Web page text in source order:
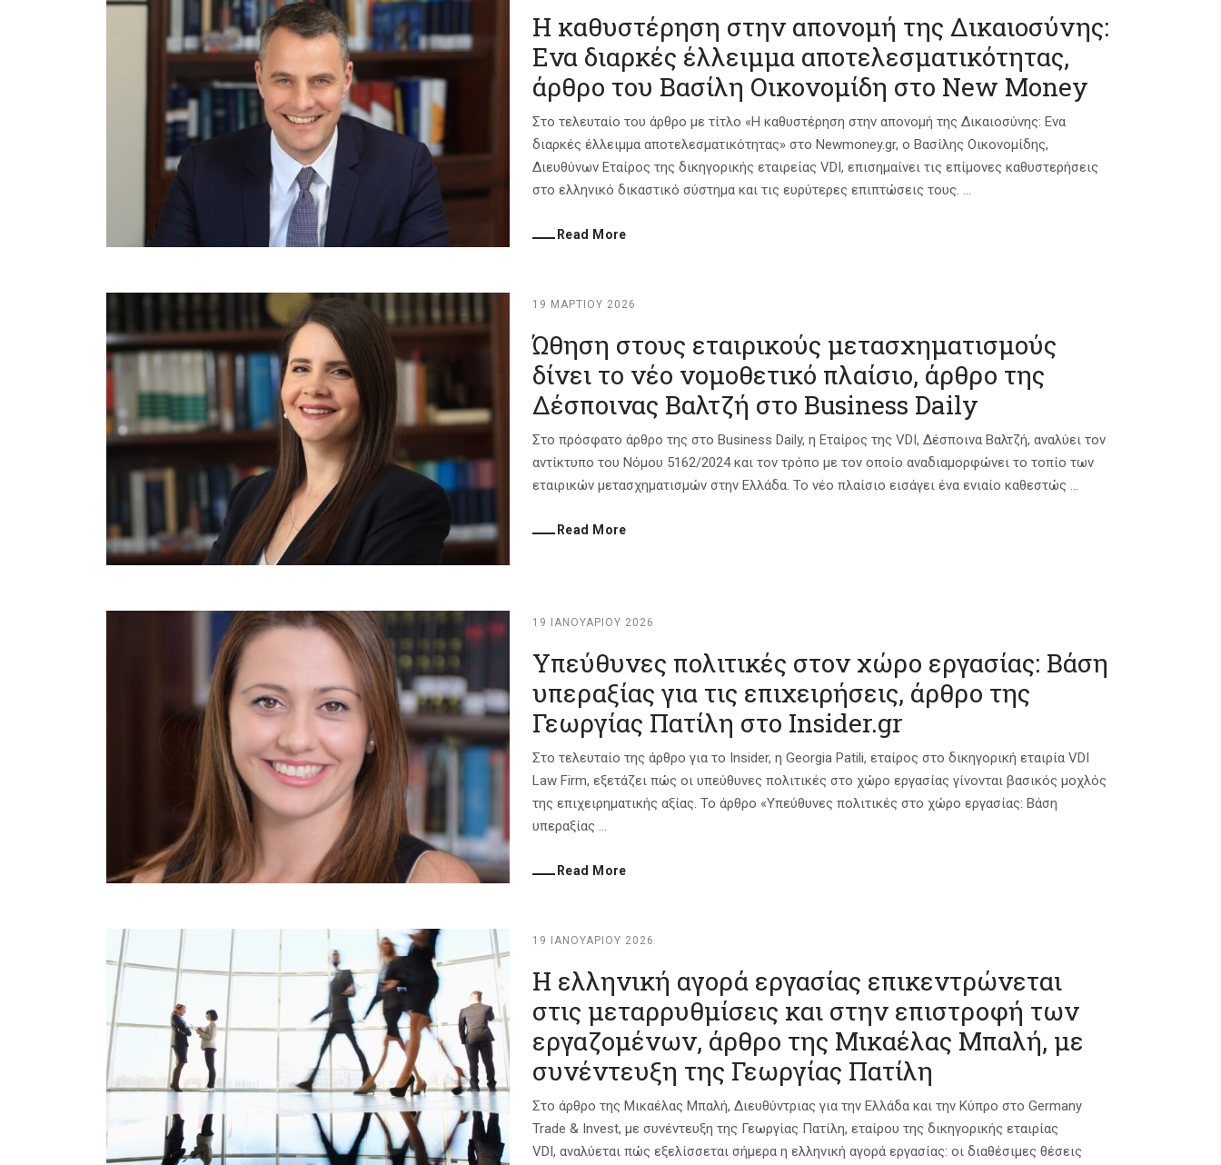
Η καθυστέρηση στην απονομή της Δικαιοσύνης:
Ενα διαρκές έλλειμμα αποτελεσματικότητας,
άρθρο του Βασίλη Οικονομίδη στο New Money
Στο τελευταίο του άρθρο με τίτλο «Η καθυστέρηση στην απονομή της Δικαιοσύνης: Ενα
διαρκές έλλειμμα αποτελεσματικότητας» στο Newmoney.gr, ο Βασίλης Οικονομίδης,
Διευθύνων Εταίρος της δικηγορικής εταιρείας VDI, επισημαίνει τις επίμονες καθυστερήσεις
στο ελληνικό δικαστικό σύστημα και τις ευρύτερες επιπτώσεις τους. ...
Read More
19 ΜΑΡΤΊΟΥ 2026
Ώθηση στους εταιρικούς μετασχηματισμούς
δίνει το νέο νομοθετικό πλαίσιο, άρθρο της
Δέσποινας Βαλτζή στο Business Daily
Στο πρόσφατο άρθρο της στο Business Daily, η Εταίρος της VDI, Δέσποινα Βαλτζή, αναλύει τον
αντίκτυπο του Νόμου 5162/2024 και τον τρόπο με τον οποίο αναδιαμορφώνει το τοπίο των
εταιρικών μετασχηματισμών στην Ελλάδα. Το νέο πλαίσιο εισάγει ένα ενιαίο καθεστώς ...
Read More
19 ΙΑΝΟΥΑΡΊΟΥ 2026
Υπεύθυνες πολιτικές στον χώρο εργασίας: Βάση
υπεραξίας για τις επιχειρήσεις, άρθρο της
Γεωργίας Πατίλη στο Insider.gr
Στο τελευταίο της άρθρο για το Insider, η Georgia Patili, εταίρος στο δικηγορική εταιρία VDI
Law Firm, εξετάζει πώς οι υπεύθυνες πολιτικές στο χώρο εργασίας γίνονται βασικός μοχλός
της επιχειρηματικής αξίας. Το άρθρο «Υπεύθυνες πολιτικές στο χώρο εργασίας: Βάση
υπεραξίας ...
Read More
19 ΙΑΝΟΥΑΡΊΟΥ 2026
Η ελληνική αγορά εργασίας επικεντρώνεται
στις μεταρρυθμίσεις και στην επιστροφή των
εργαζομένων, άρθρο της Μικαέλας Μπαλή, με
συνέντευξη της Γεωργίας Πατίλη
Στο άρθρο της Μικαέλας Μπαλή, Διευθύντριας για την Ελλάδα και την Κύπρο στο Germany
Trade & Invest, με συνέντευξη της Γεωργίας Πατίλη, εταίρου της δικηγορικής εταιρίας
VDI, αναλύεται πώς εξελίσσεται σήμερα η ελληνική αγορά εργασίας: οι διαθέσιμες θέσεις